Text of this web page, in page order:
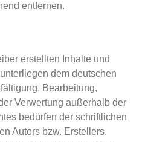
entfernen.
erstellten Inhalte und
dem deutschen
Bearbeitung,
Verwertung außerhalb der
bedürfen der schriftlichen
Autors bzw. Erstellers.